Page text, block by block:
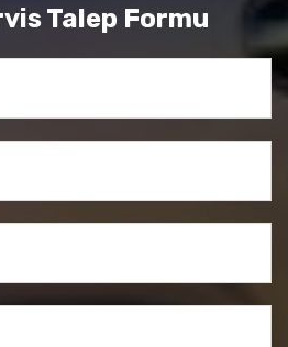
Talep Formu